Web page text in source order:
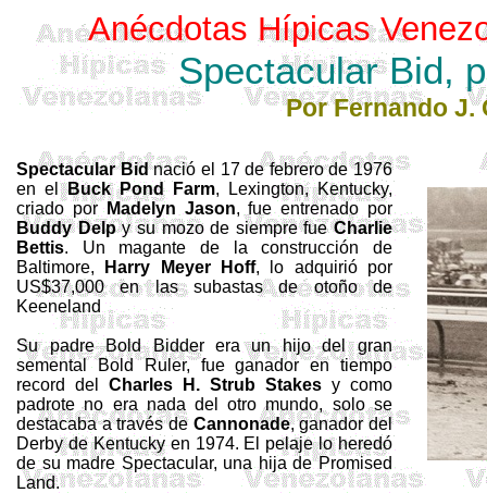
Anécdotas Hípicas
Spectacular Bid,
Por Fernando J.
Spectacular Bidnació el 17 de febrero de 1976
en elBuck Pond Farm, Lexington, Kentucky,
criado por Madelyn Jason, fue entrenado por
Buddy Delpy su mozo de siempre fueCharlie
Bettis. Un magante de la construcción de
Baltimore,
Harry Meyer Hoff, lo adquirió por
US$37,000 en las subastas de otoño de
Keeneland
Su padreBoldBidder
era un hijo del gran
semental BoldRuler, fue ganador en tiempo
record delCharles H. Strub Stakesy como
padrote no era nada del otro mundo, solo se
destacaba a través de Cannonade, ganador del
Derby de Kentucky en 1974. El pelaje lo heredó
de su madre Spectacular, una hija dePromised
Land.